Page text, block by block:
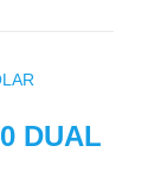
DUAL